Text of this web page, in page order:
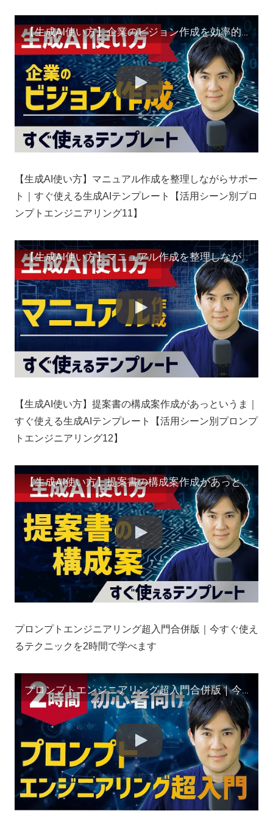
【生成AI使い方】企業のビジョン作成を効率的にサポート｜すぐ使える生成AIテンプレート【活用シーン別プロンプトエンジニアリング10】
【生成AI使い方】マニュアル作成を整理しながらサポー
ト｜すぐ使える生成AIテンプレート【活用シーン別プロ
ンプトエンジニアリング11】
【生成AI使い方】マニュアル作成を整理しながらサポート｜すぐ使える生成AIテンプレート【活用シーン別プロンプトエンジニアリング11】
【生成AI使い方】提案書の構成案作成があっというま｜
すぐ使える生成AIテンプレート【活用シーン別プロンプ
トエンジニアリング12】
【生成AI使い方】提案書の構成案作成があっというま｜すぐ使える生成AIテンプレート【活用シーン別プロンプトエンジニアリング12】
プロンプトエンジニアリング超入門合併版｜今すぐ使え
るテクニックを2時間で学べます
プロンプトエンジニアリング超入門合併版｜今すぐ使えるテクニックを2時間で学べます